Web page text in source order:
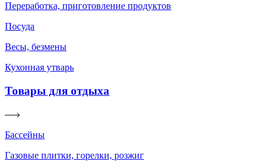
Переработка, приготовление продуктов
Посуда
Весы, безмены
Кухонная утварь
Товары для отдыха
Бассейны
Газовые плитки, горелки, розжиг